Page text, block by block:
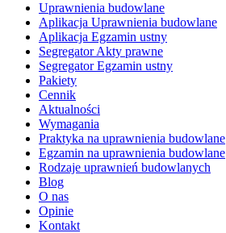
Uprawnienia budowlane
Aplikacja Uprawnienia budowlane
Aplikacja Egzamin ustny
Segregator Akty prawne
Segregator Egzamin ustny
Pakiety
Cennik
Aktualności
Wymagania
Praktyka na uprawnienia budowlane
Egzamin na uprawnienia budowlane
Rodzaje uprawnień budowlanych
Blog
O nas
Opinie
Kontakt